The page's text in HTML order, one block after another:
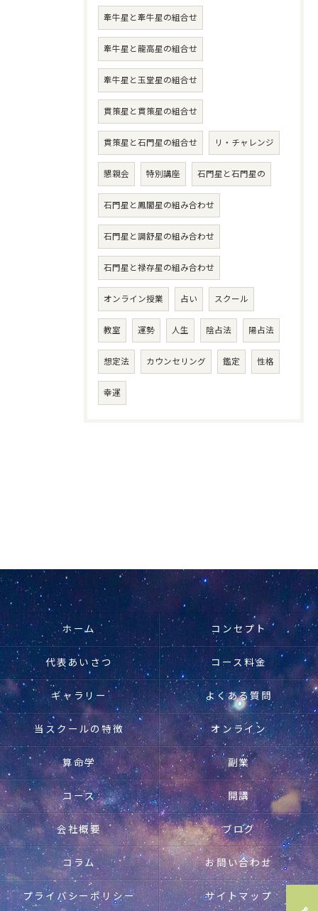
牽牛星と牽牛星の組合せ
牽牛星と龍高星の組合せ
牽牛星と玉堂星の組合せ
貫策星と貫策星の組合せ
貫策星と石門星の組合せ リ・チャレンジ
懇親会 特別講座 石門星と石門星の
石門星と鳳閣星の組み合わせ
石門星と調舒星の組み合わせ
石門星と禄存星の組み合わせ
オンライン授業 占い スクール
教室 運勢 人生 陰占法 陽占法
想定法 カウンセリング 鑑定 性格
幸運
ホーム コンセプト
代表あいさつ コース料金
ギャラリー よくある質問
当スクールの特徴 オンライン
算命学 副業
コース 開講
会社概要 ブログ
コラム お問い合わせ
プライバシーポリシー サイトマップ